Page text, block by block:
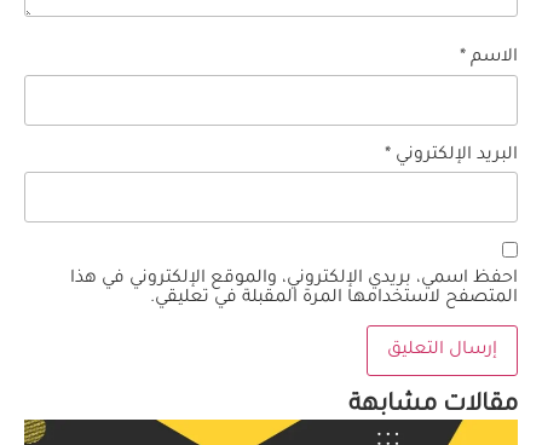
الاسم *
البريد الإلكتروني *
احفظ اسمي، بريدي الإلكتروني، والموقع الإلكتروني في هذا
المتصفح لاستخدامها المرة المقبلة في تعليقي.
مقالات مشابهة